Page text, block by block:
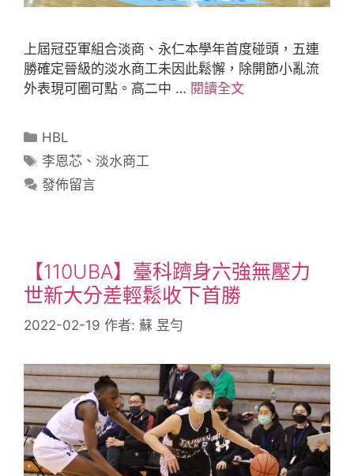
上屆冠亞軍組合淡商、永仁本學年首度碰頭，五連
勝確定晉級的淡水商工未因此鬆懈，除開節小亂流
外表現可圈可點。高二中 … 閱讀全文
HBL
李恩芯 、 淡水商工
發佈留言
【110UBA】臺科躋身六強無壓力
世新大分差輕鬆收下首勝
2022-02-19 作者: 蘇 昱勻